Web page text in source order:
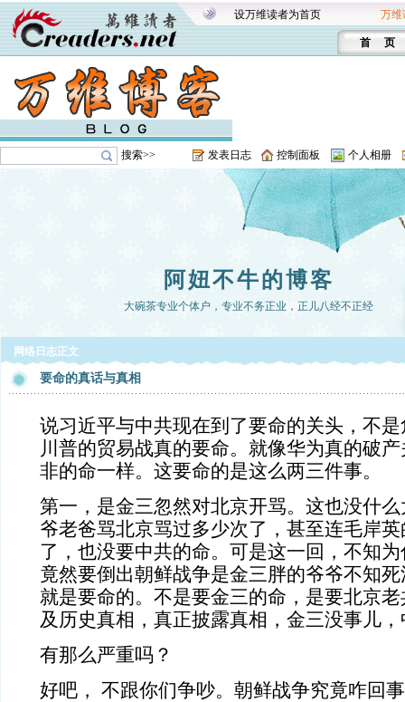
设万维读者为首页 万维
首 页
搜索>> 发表日志 控制面板 个人相册
阿妞不牛的博客
大碗茶专业个体户，专业不务正业，正儿八经不正经
网络日志正文
要命的真话与真相
说习近平与中共现在到了要命的关头，不
川普的贸易战真的要命。就像华为真的破
非的命一样。这要命的是这么两三件事。
第一，是金三忽然对北京开骂。这也没什
爷老爸骂北京骂过多少次了，甚至连毛岸
了，也没要中共的命。可是这一回，不知
竟然要倒出朝鲜战争是金三胖的爷爷不知
就是要命的。不是要金三的命，是要北京
及历史真相，真正披露真相，金三没事儿
有那么严重吗？
好吧， 不跟你们争吵。朝鲜战争究竟咋回